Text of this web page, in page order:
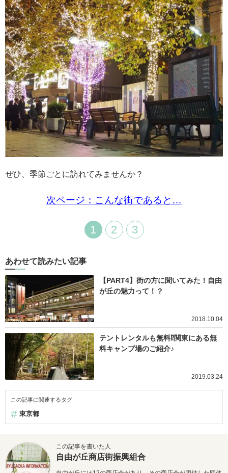
ぜひ、季節ごとに訪れてみませんか？
次ページ：こんな街であると…
1 2 3
あわせて読みたい記事
【PART4】街の方に聞いてみた！自由
が丘の魅力って！？
2018.10.04
テントレンタルも無料⁉関東にある無
料キャンプ場のご紹介♪
2019.03.24
この記事に関連するタグ
東京都
この記事を書いた人
自由が丘商店街振興組合